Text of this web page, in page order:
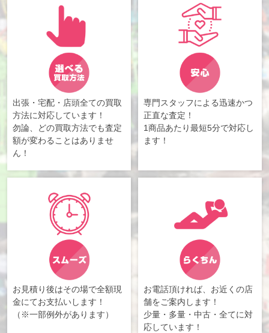
出張・宅配・店頭全ての買取
方法に対応しています！
勿論、どの買取方法でも査定
額が変わることはありませ
ん！
専門スタッフによる迅速かつ
正直な査定！
1商品あたり最短5分で対応し
ます！
お見積り後はその場で全額現
金にてお支払いします！
（※一部例外があります）
お電話頂ければ、お近くの店
舗をご案内します！
少量・多量・中古・全てに対
応しています！